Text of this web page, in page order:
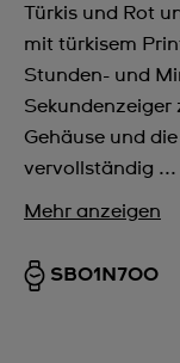
Türkis und Rot
mit türkisem
Stunden- und
Sekundenzeiger
Gehäuse und
vervollständig ...
Mehr anzeigen
SB01N700